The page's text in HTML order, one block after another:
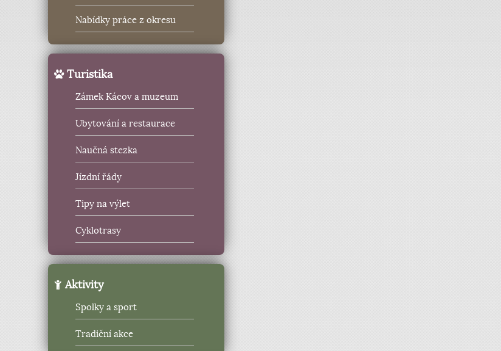
Nabídky práce z okresu
Turistika
Zámek Kácov a muzeum
Ubytování a restaurace
Naučná stezka
Jízdní řády
Tipy na výlet
Cyklotrasy
Aktivity
Spolky a sport
Tradiční akce